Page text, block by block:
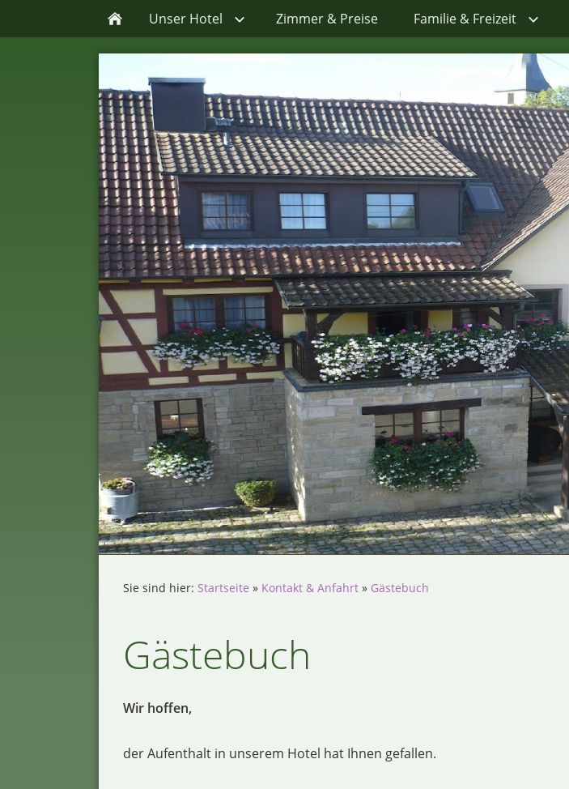
Unser Hotel Zimmer & Preise Familie & Freizeit
Sie sind hier: Startseite » Kontakt & Anfahrt » Gästebuch
Gästebuch
Wir hoffen,
der Aufenthalt in unserem Hotel hat Ihnen gefallen.